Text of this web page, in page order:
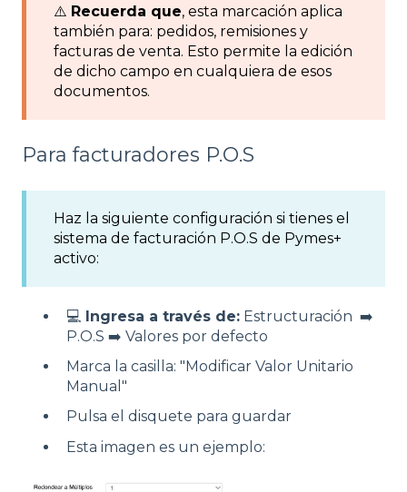
⚠️ Recuerda que, esta marcación aplica
también para: pedidos, remisiones y
facturas de venta. Esto permite la edición
de dicho campo en cualquiera de esos
documentos.
Para facturadores P.O.S
Haz la siguiente configuración si tienes el
sistema de facturación P.O.S de Pymes+
activo:
💻 Ingresa a través de: Estructuración ➡️
P.O.S ➡️ Valores por defecto
Marca la casilla: "Modificar Valor Unitario
Manual"
Pulsa el disquete para guardar
Esta imagen es un ejemplo: